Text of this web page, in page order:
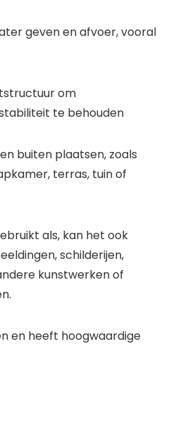
geven en afvoer, vooral
om
te behouden
buiten plaatsen, zoals
terras, tuin of
als, kan het ook
schilderijen,
kunstwerken of
en heeft hoogwaardige